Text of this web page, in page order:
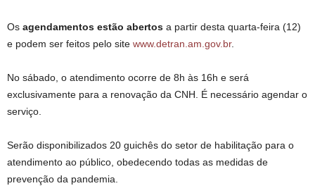
Os agendamentos estão abertos a partir desta quarta-feira (12)
e podem ser feitos pelo site www.detran.am.gov.br.
No sábado, o atendimento ocorre de 8h às 16h e será
exclusivamente para a renovação da CNH. É necessário agendar o
serviço.
Serão disponibilizados 20 guichês do setor de habilitação para o
atendimento ao público, obedecendo todas as medidas de
prevenção da pandemia.